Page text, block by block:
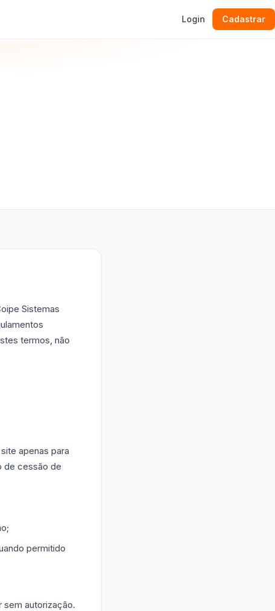
Login Cadastrar
Sistemas
termos, não
apenas para
de cessão de
permitido
sem autorização.